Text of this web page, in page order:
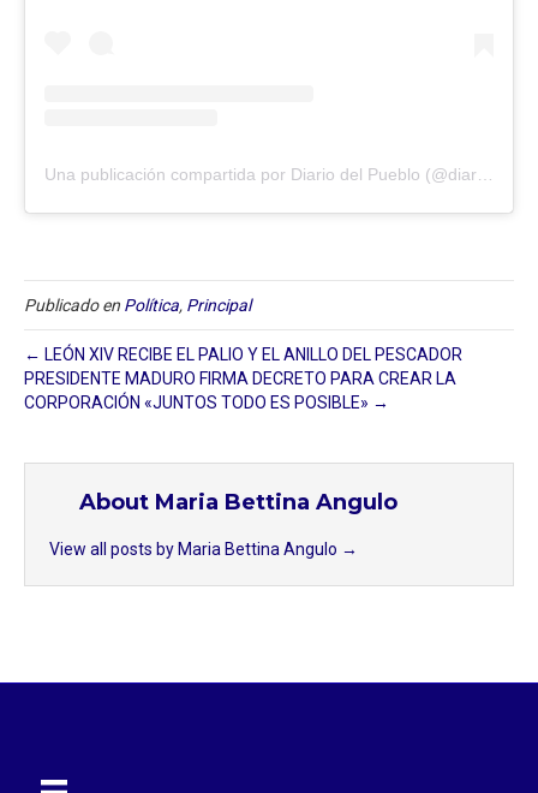
Publicado en Política, Principal
← LEÓN XIV RECIBE EL PALIO Y EL ANILLO DEL PESCADOR
PRESIDENTE MADURO FIRMA DECRETO PARA CREAR LA
CORPORACIÓN «JUNTOS TODO ES POSIBLE» →
About Maria Bettina Angulo
View all posts by Maria Bettina Angulo →